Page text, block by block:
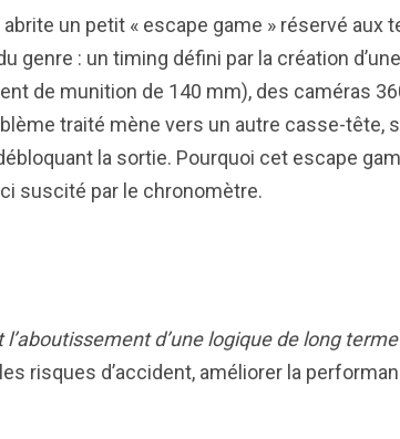
un petit « escape game » réservé aux
genre : un timing défini par la création
de munition de 140 mm), des caméras
traité mène vers un autre casse-tête,
la sortie. Pourquoi cet escape
suscité par le chronomètre.
d’une logique de long terme
risques d’accident, améliorer la